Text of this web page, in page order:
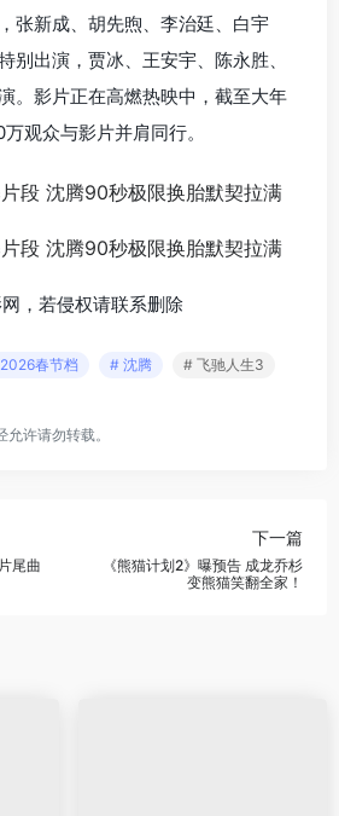
张新成、 胡先煦、 李治廷、 白宇
别出演， 贾冰、 王安宇、 陈永胜、
。影片正在高燃热映中， 截至大年
观众与影片并肩同行。
，若侵权请联系删除
春节档 # 沈腾 # 飞驰人生3
许请勿转载。
尾曲
下一篇
《熊猫计划2》曝预告 成龙乔杉
变熊猫笑翻全家！